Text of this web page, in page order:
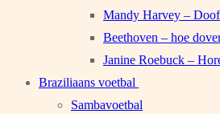
Mandy Harvey –
Beethoven – hoe
Janine Roebuck –
Braziliaans voetbal
Sambavoetbal